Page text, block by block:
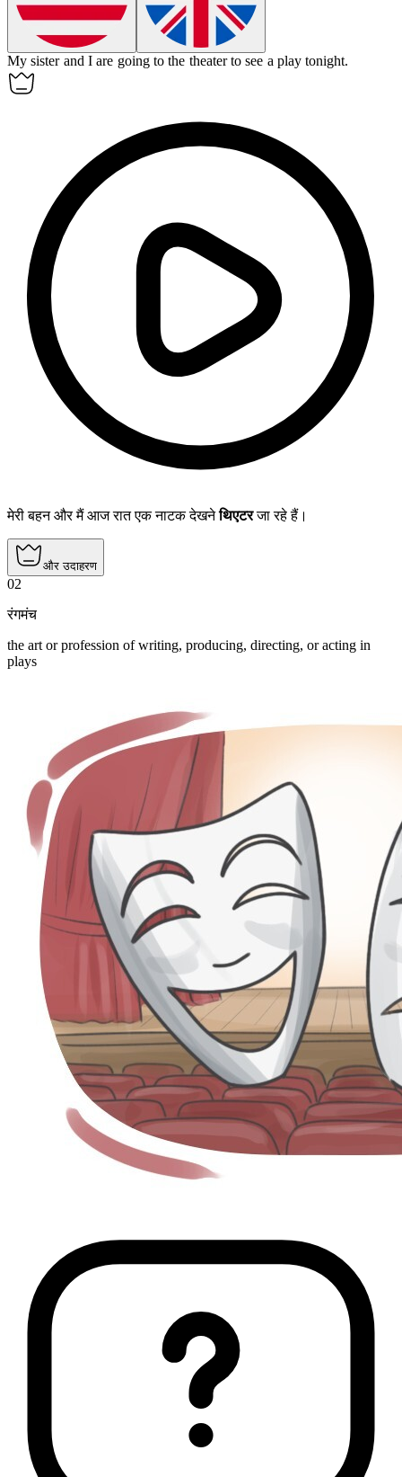
My sister and I are going to the theater to see a play tonight.
मेरी बहन और मैं आज रात एक नाटक देखनेथिएटरजा रहे हैं।
और उदाहरण
02
रंगमंच
the art or profession of writing, producing, directing, or acting in
plays